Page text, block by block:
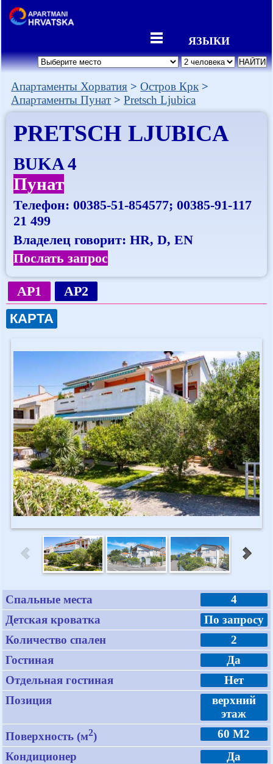
ЯЗЫКИ
Апартаменты Хорватия
Остров Крк
Апартаменты Пунат
Pretsch Ljubica
PRETSCH LJUBICA
BUKA 4
Пунат
Телефон:00385-51-854577; 00385-91-117
21 499
Владелец говорит: HR, D, EN
Послать запрос
AP1
AP2
КАРТА
Спальные места
4
Детская кроватка
По запросу
Количество спален
2
Гостиная
Да
Отдельная гостиная
Нет
Позиция
верхний
этаж
Поверхность (м2)
60 M2
Кондиционер
Да